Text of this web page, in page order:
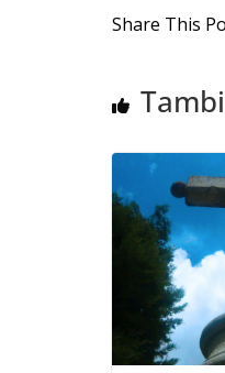
Share This